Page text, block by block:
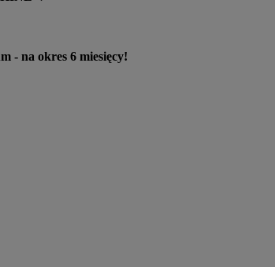
na okres 6 miesięcy!